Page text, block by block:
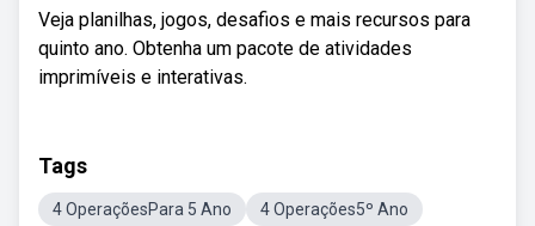
Veja planilhas, jogos, desafios e mais recursos para
quinto ano. Obtenha um pacote de atividades
imprimíveis e interativas.
Tags
4 OperaçõesPara 5 Ano 4 Operações5º Ano